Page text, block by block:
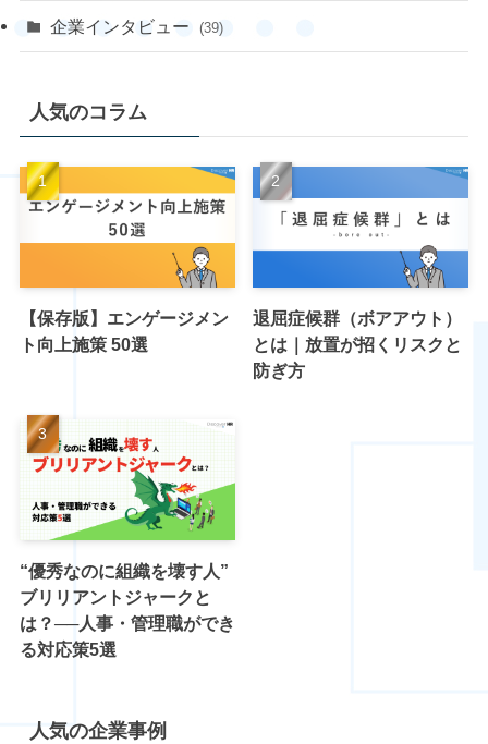
企業インタビュー (39)
人気のコラム
【保存版】エンゲージメン
ト向上施策 50選
退屈症候群（ボアアウト）
とは｜放置が招くリスクと
防ぎ方
“優秀なのに組織を壊す人”
ブリリアントジャークと
は？──人事・管理職ができ
る対応策5選
人気の企業事例